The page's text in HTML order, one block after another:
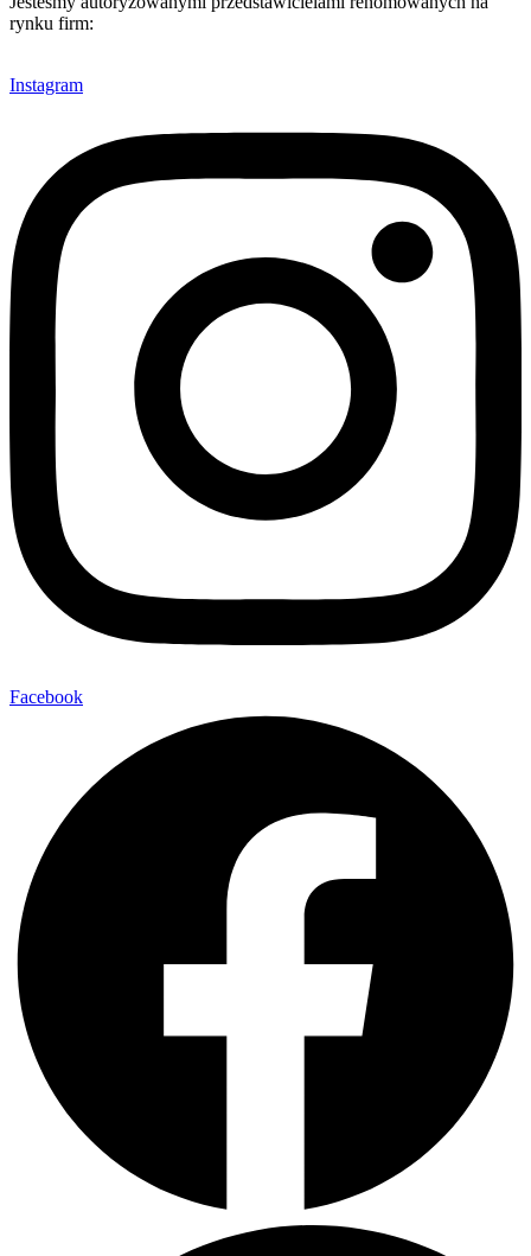
rynku firm:
Instagram
Facebook